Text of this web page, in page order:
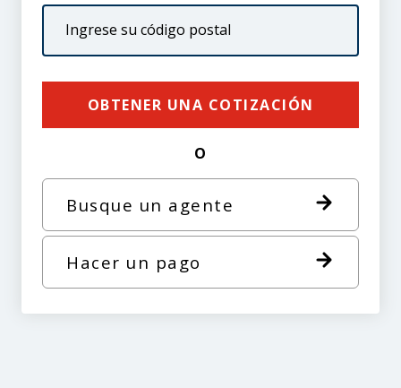
OBTENER UNA COTIZACIÓN
O
Busque un agente
Hacer un pago